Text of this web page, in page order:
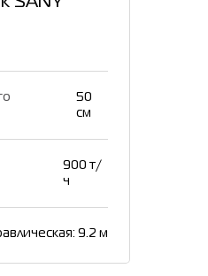
50
см
900 т/
ч
9.2 м